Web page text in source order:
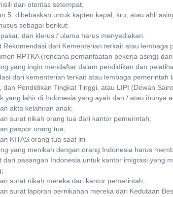
dari otoritas setempat;
5. dibebaskan untuk kapten kapal, kru, atau ahli
sebagai berikut:
dan klerus / ulama harus menyediakan:
Rekomendasi dari Kementerian terkait atau lembaga
RPTKA (rencana pemanfaatan pekerja asing)
yang ingin mendaftar dalam pendidikan dan
dari kementerian terkait atau lembaga
dan Pendidikan Tingkat Tinggi, atau LIPI (Dewan
yang lahir di Indonesia yang ayah dan / atau ibunya
akta kelahiran anak;
surat nikah orang tua dari kantor pemerintah;
paspor orang tua;
KITAS orang tua saat ini
yang menikah dengan orang Indonesia harus
dari pasangan Indonesia untuk kantor imigrasi yang
surat nikah mereka dari kantor pemerintah;
surat laporan pernikahan mereka dari Kedutaan